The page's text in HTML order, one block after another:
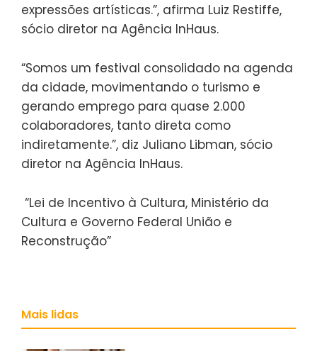
expressões artísticas.”, afirma Luiz Restiffe,
sócio diretor na Agência InHaus.
“Somos um festival consolidado na agenda
da cidade, movimentando o turismo e
gerando emprego para quase 2.000
colaboradores, tanto direta como
indiretamente.”, diz Juliano Libman, sócio
diretor na Agência InHaus.
“Lei de Incentivo à Cultura, Ministério da
Cultura e Governo Federal União e
Reconstrução”
Mais lidas